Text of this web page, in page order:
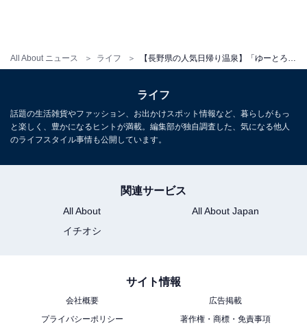
All About ニュース ライフ
※滞在時間は無制限。クレジットカード決済も利用可能
ル・館内着の貸出や有無についての詳細は公式サイトを
ご確認ください。
平日：1200円
平日：11時～19時30分（最終受付19時）
土・日・祝：11時～20時30分（最終受付20時）※土日
宿泊：不可（日帰り温泉施設のため、宿泊用の客室やプ
ライフ
話題の生活雑貨やファッション、お出かけスポット情報など、暮らしがもっ
と楽しく、豊かになるヒントが満載。編集部が独自調査した、気になる他人
のライフスタイル事情も公開しています。
関連サービス
All About
All About Japan
イチオシ
サイト情報
会社概要
広告掲載
プライバシーポリシー
著作権・商標・免責事項